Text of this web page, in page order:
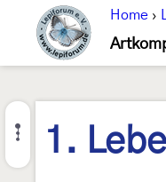
Home ›
1.